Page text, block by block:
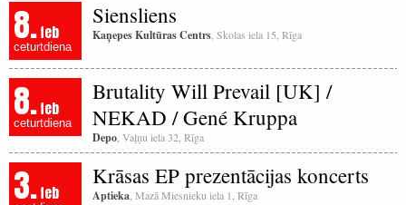
8.feb
ceturtdiena
Siensliens
Kaņepes Kultūras Centrs , Skolas iela 15, Rīga
8.feb
ceturtdiena
Brutality Will Prevail [UK] /
NEKAD / Gené Kruppa
Depo , Vaļņu iela 32, Rīga
3.feb
Krāsas EP prezentācijas koncerts
Aptieka , Mazā Miesnieku iela 1, Rīga